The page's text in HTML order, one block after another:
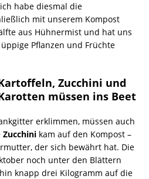
habe diesmal die
mit unserem Kompost
aus Hühnermist und hat uns
Pflanzen und Früchte
Zucchini und
müssen ins Beet
erklimmen, müssen auch
Zucchini kam auf den Kompost –
der sich bewährt hat. Die
noch unter den Blättern
knapp drei Kilogramm auf die